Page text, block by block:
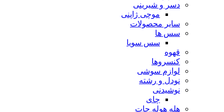
دسر و شیرینی
موچی ژاپنی
سایر محصولات
سس ها
سس سویا
قهوه
کنسروها
لوازم سوشی
نودل و رشته
نوشیدنی
چای
هله هوله جات